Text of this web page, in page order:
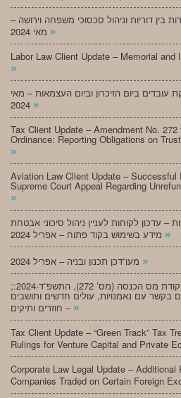
בין דוריות וניהול סכסוכי משפחה וירושה –
»
Labor Law Client Update – Memorial
»
עובדים ביום הזיכרון וביום העצמאות – מאי
»
Tax Client Update – Amendment No.
Ordinance: Reporting Obligations on
»
Aviation Law Client Update –
Supreme Court Appeal Regarding
»
– עדכון לקוחות לעניין ניהול סיכוני אבטחת
»
»
;מעו”דכן מיסים – חוק לתיקון פקודת מס הכנסה (מס’ 272), התשפ”ד-2024:
בקשר עם נאמנויות, עולים חדשים ותושבים
חוזרים ותיקים – »
Tax Client Update – “Green Track” Tax
Rulings for Venture Capital and Private
Corporate Law Legal Update –
Companies Traded on Certain Foreign